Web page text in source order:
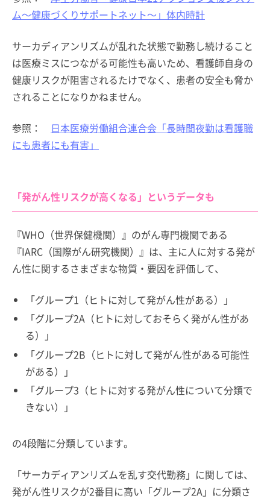
ム～健康づくりサポートネット～」体内時計
サーカディアンリズムが乱れた状態で勤務し続けること
は医療ミスにつながる可能性も高いため、看護師自身の
健康リスクが阻害されるたけでなく、患者の安全も脅か
されることになりかねません。
参照：
日本医療労働組合連合会「長時間夜勤は看護職
にも患者にも有害」
「発がん性リスクが高くなる」というデータも
『WHO（世界保健機関）』のがん専門機関である
『IARC（国際がん研究機関）』は、主に人に対する発が
ん性に関するさまざまな物質・要因を評価して、
「グループ1（ヒトに対して発がん性がある）」
「グループ2A（ヒトに対しておそらく発がん性があ
る）」
「グループ2B（ヒトに対して発がん性がある可能性
がある）」
「グループ3（ヒトに対する発がん性について分類で
きない）」
の4段階に分類しています。
「サーカディアンリズムを乱す交代勤務」に関しては、
発がん性リスクが2番目に高い「グループ2A」に分類さ